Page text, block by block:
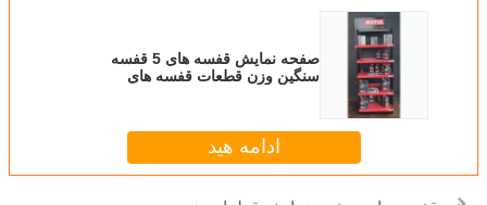
صفحه نمایش قفسه های 5 قفسه
سنگین وزن قطعات قفسه های
ادامه هید